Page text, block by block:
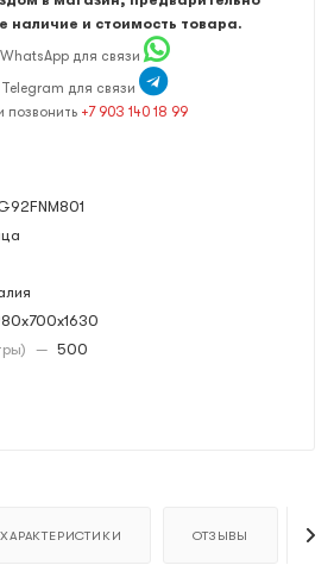
наличие и стоимость товара.
WhatsApp для связи
Telegram для связи
позвонить +7 903 140 18 99
— 500
ХАРАКТЕРИСТИКИ ОТЗЫВЫ